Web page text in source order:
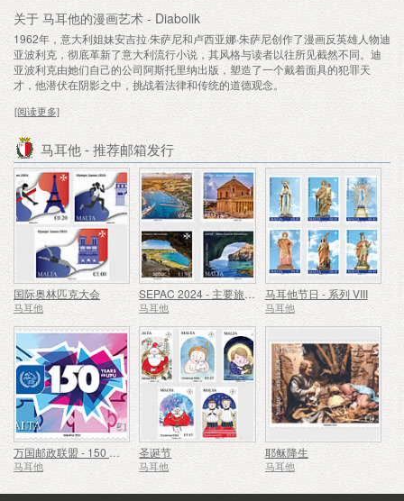
关于 马耳他的漫画艺术 - Diabolik
1962年，意大利姐妹安吉拉·朱萨尼和卢西亚娜·朱萨尼创作了漫画反英雄人物迪
亚波利克，彻底革新了意大利流行小说，其风格与读者以往所见截然不同。迪
亚波利克由她们自己的公司阿斯托里纳出版，塑造了一个戴着面具的犯罪天
才，他潜伏在阴影之中，挑战着法律和传统的道德观念。
[阅读更多]
马耳他 - 推荐邮箱发行
国际奥林匹克大会
马耳他
SEPAC 2024 - 主要旅游景点
马耳他
马耳他节日 - 系列 VIII
马耳他
万国邮政联盟 - 150 周年
马耳他
圣诞节
马耳他
耶稣降生
马耳他